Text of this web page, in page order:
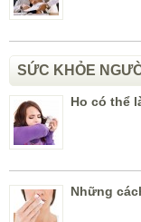
SỨC KHỎE
Ho có thể
Những